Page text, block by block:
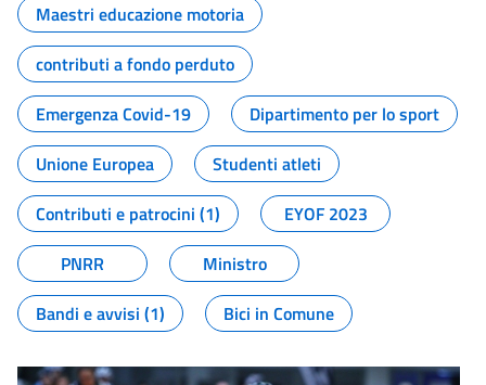
Maestri educazione motoria
contributi a fondo perduto
Emergenza Covid-19
Dipartimento per lo sport
Unione Europea
Studenti atleti
Contributi e patrocini (1)
EYOF 2023
PNRR
Ministro
Bandi e avvisi (1)
Bici in Comune